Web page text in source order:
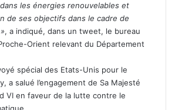
les énergies renouvelables et
de ses objectifs dans le cadre de
, a indiqué, dans un tweet, le bureau
Orient relevant du Département
spécial des Etats-Unis pour le
a salué l’engagement de Sa Majesté
VI en faveur de la lutte contre le